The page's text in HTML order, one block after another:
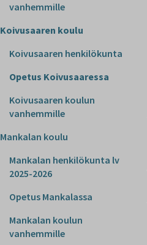
vanhemmille
Koivusaaren koulu
Koivusaaren henkilökunta
Opetus Koivusaaressa
Koivusaaren koulun
vanhemmille
Mankalan koulu
Mankalan henkilökunta lv
2025-2026
Opetus Mankalassa
Mankalan koulun
vanhemmille